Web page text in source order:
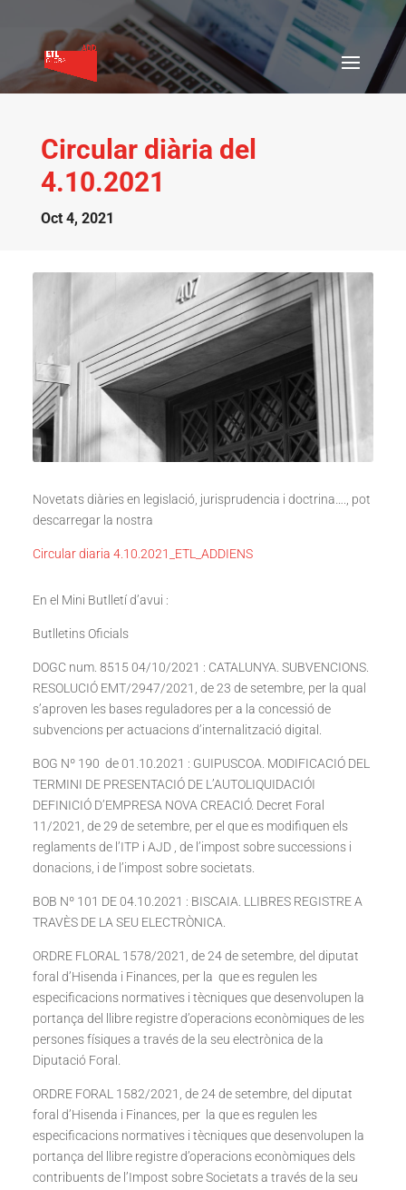
Circular diària del
4.10.2021
Oct 4, 2021
Novetats diàries en legislació, jurisprudencia i doctrina…., pot
descarregar la nostra
Circular diaria 4.10.2021_ETL_ADDIENS
En el Mini Butlletí d’avui :
Butlletins Oficials
DOGC num. 8515 04/10/2021 : CATALUNYA. SUBVENCIONS.
RESOLUCIÓ EMT/2947/2021, de 23 de setembre, per la qual
s’aproven les bases reguladores per a la concessió de
subvencions per actuacions d’internalització digital.
BOG Nº 190 de 01.10.2021 : GUIPUSCOA. MODIFICACIÓ DEL
TERMINI DE PRESENTACIÓ DE L’AUTOLIQUIDACIÓI
DEFINICIÓ D’EMPRESA NOVA CREACIÓ. Decret Foral
11/2021, de 29 de setembre, per el que es modifiquen els
reglaments de l’ITP i AJD , de l’impost sobre successions i
donacions, i de l’impost sobre societats.
BOB Nº 101 DE 04.10.2021 : BISCAIA. LLIBRES REGISTRE A
TRAVÈS DE LA SEU ELECTRÒNICA.
ORDRE FLORAL 1578/2021, de 24 de setembre, del diputat
foral d’Hisenda i Finances, per la que es regulen les
especificacions normatives i tècniques que desenvolupen la
portança del llibre registre d’operacions econòmiques de les
persones físiques a través de la seu electrònica de la
Diputació Foral.
ORDRE FORAL 1582/2021, de 24 de setembre, del diputat
foral d’Hisenda i Finances, per la que es regulen les
especificacions normatives i tècniques que desenvolupen la
portança del llibre registre d’operacions econòmiques dels
contribuents de l’Impost sobre Societats a través de la seu